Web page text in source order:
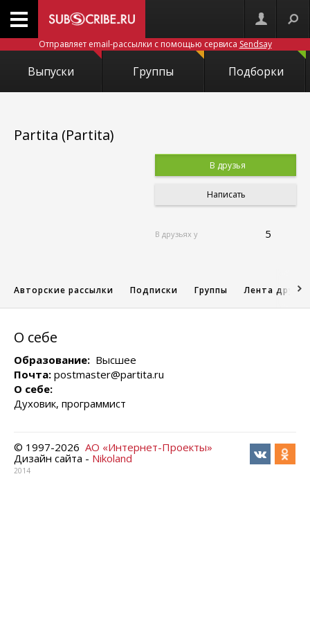
Отправляет email-рассылки с помощью сервиса Sendsay
Выпуски Группы Подборки
Partita (Partita)
В друзья
Написать
В друзьях у 5
Авторские рассылки Подписки Группы Лента друзей
О себе
Образование: Высшее
Почта: postmaster@partita.ru
О себе:
Духовик, программист
© 1997-2026 АО «Интернет-Проекты»
Дизайн сайта - Nikoland
2014